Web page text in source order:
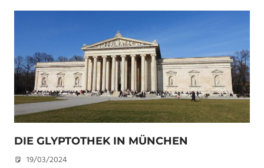
DIE GLYPTOTHEK IN MÜNCHEN
19/03/2024